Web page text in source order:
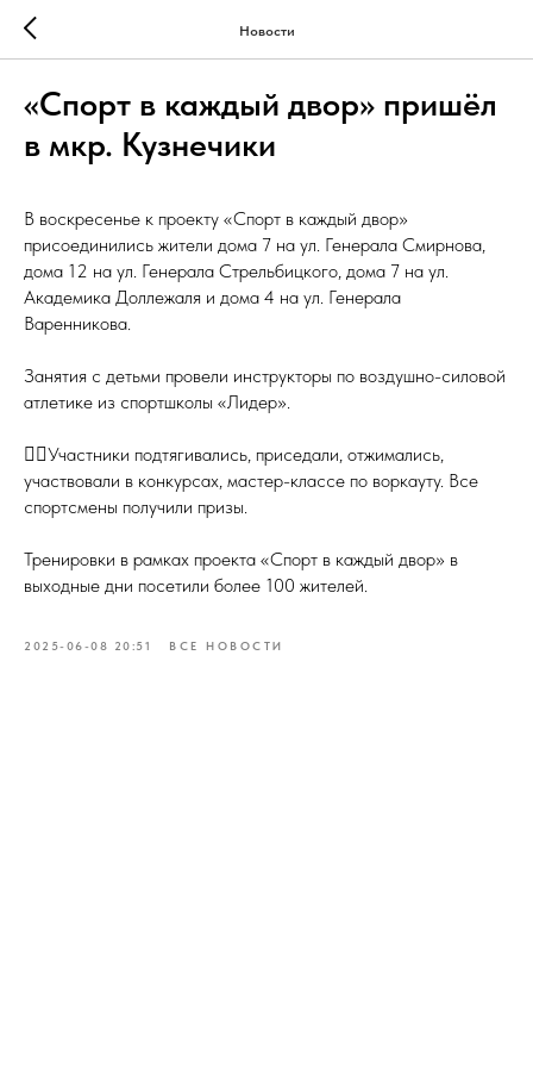
Новости
«Спорт в каждый двор» пришёл
в мкр. Кузнечики
В воскресенье к проекту «Спорт в каждый двор»
присоединились жители дома 7 на ул. Генерала Смирнова,
дома 12 на ул. Генерала Стрельбицкого, дома 7 на ул.
Академика Доллежаля и дома 4 на ул. Генерала
Варенникова.
Занятия с детьми провели инструкторы по воздушно-силовой
атлетике из спортшколы «Лидер».
🏃‍♂️Участники подтягивались, приседали, отжимались,
участвовали в конкурсах, мастер-классе по воркауту. Все
спортсмены получили призы.
Тренировки в рамках проекта «Спорт в каждый двор» в
выходные дни посетили более 100 жителей.
2025-06-08 20:51 ВСЕ НОВОСТИ